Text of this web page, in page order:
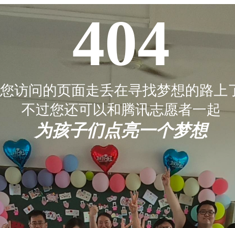
404
您访问的页面走丢在寻找梦想的路上
不过您还可以和腾讯志愿者一起
为孩子们点亮一个梦想